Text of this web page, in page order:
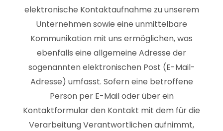
elektronische Kontaktaufnahme zu unserem
Unternehmen sowie eine unmittelbare
Kommunikation mit uns ermöglichen, was
ebenfalls eine allgemeine Adresse der
sogenannten elektronischen Post (E-Mail-
Adresse) umfasst. Sofern eine betroffene
Person per E-Mail oder über ein
Kontaktformular den Kontakt mit dem für die
Verarbeitung Verantwortlichen aufnimmt,